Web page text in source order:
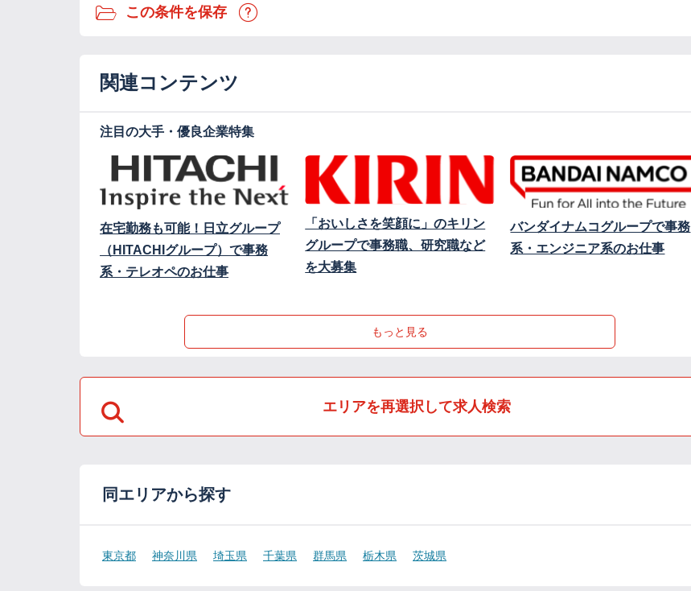
この条件を保存
関連コンテンツ
注目の大手・優良企業特集
在宅勤務も可能！日立グループ
（HITACHIグループ）で事務
系・テレオペのお仕事
「おいしさを笑顔に」のキリン
グループで事務職、研究職など
を大募集
バンダイナムコグループで事務
系・エンジニア系のお仕事
もっと見る
エリアを再選択して求人検索
同エリアから探す
東京都 神奈川県 埼玉県 千葉県 群馬県 栃木県 茨城県